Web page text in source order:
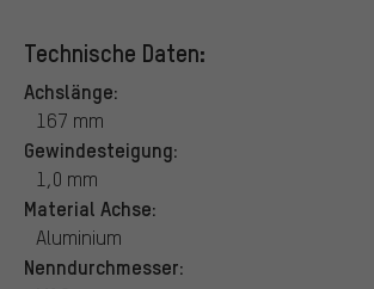
Technische Daten:
Achslänge:
167 mm
Gewindesteigung:
1,0 mm
Material Achse:
Aluminium
Nenndurchmesser: